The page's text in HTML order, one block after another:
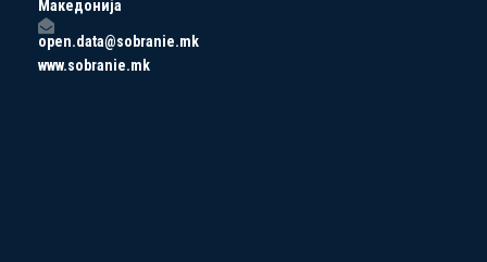
Македонија
open.data@sobranie.mk
www.sobranie.mk